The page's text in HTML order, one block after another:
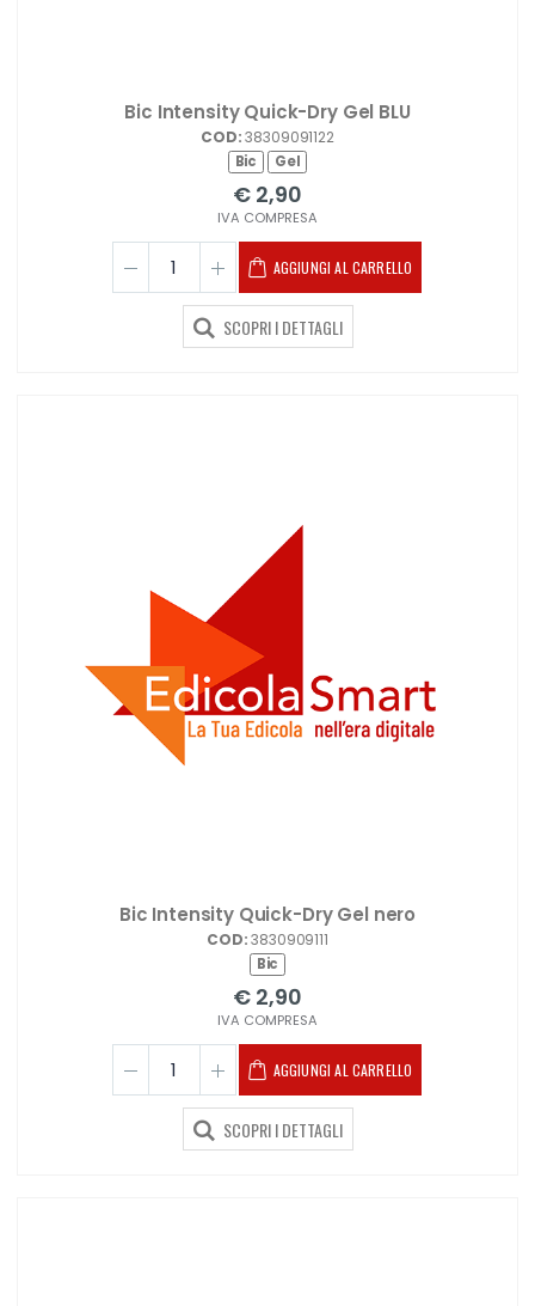
Bic Intensity Quick-Dry Gel BLU
COD:38309091122
Bic Gel
€ 2,90
IVA COMPRESA
AGGIUNGI AL CARRELLO
SCOPRI I DETTAGLI
Bic Intensity Quick-Dry Gel nero
COD:3830909111
Bic
€ 2,90
IVA COMPRESA
AGGIUNGI AL CARRELLO
SCOPRI I DETTAGLI